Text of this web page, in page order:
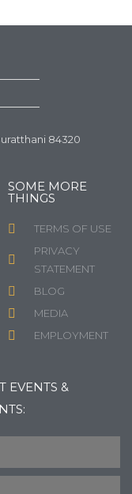
84320
SOME MORE
THINGS
TERMS OF USE
PRIVACY
STATEMENT
BLOG
MEDIA
EMPLOYMENT
EVENTS &